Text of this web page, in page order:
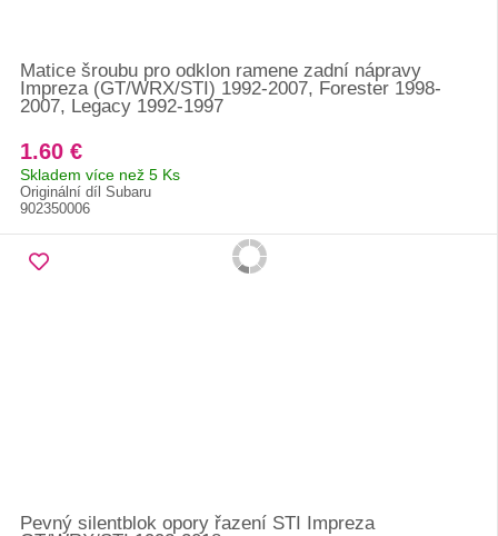
Matice šroubu pro odklon ramene zadní nápravy
Impreza (GT/WRX/STI) 1992-2007, Forester 1998-
2007, Legacy 1992-1997
1.60 €
Skladem více než 5 Ks
Originální díl Subaru
902350006
Pevný silentblok opory řazení STI Impreza